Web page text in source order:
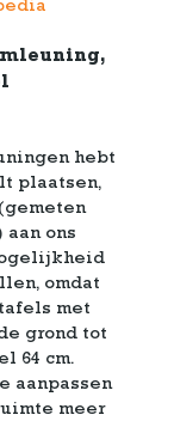
hebt
plaatsen,
ons
omdat
met
grond tot
64 cm.
aanpassen
meer